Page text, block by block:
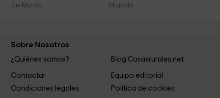
De Murcia
Majada
Sobre Nosotros
¿Quiénes somos? Blog Casasrurales.net
Contactar
Equipo editorial
Condiciones legales
Política de cookies